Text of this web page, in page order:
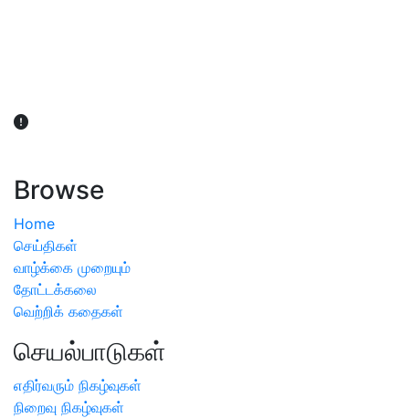
Browse
Home
செய்திகள்
வாழ்க்கை முறையும்
தோட்டக்கலை
வெற்றிக் கதைகள்
செயல்பாடுகள்
எதிர்வரும் நிகழ்வுகள்
நிறைவு நிகழ்வுகள்